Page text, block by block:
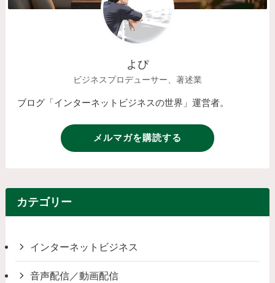
よぴ
ビジネスプロデューサー、著述業
ブログ「インターネットビジネスの世界」運営者。
メルマガを購読する
カテゴリー
インターネットビジネス
音声配信／動画配信